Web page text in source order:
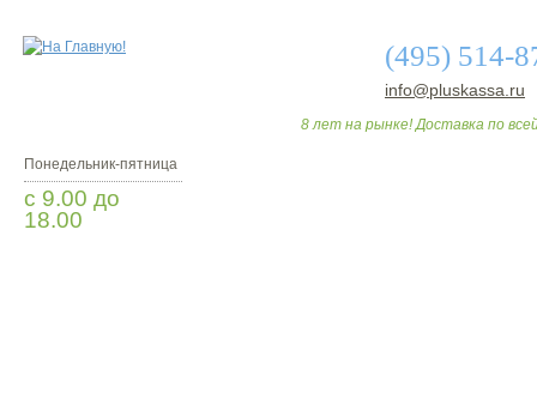
(495) 514-
info@pluskassa.ru
8 лет на рынке! Доставка по
Понедельник-пятница
с 9.00 до
18.00